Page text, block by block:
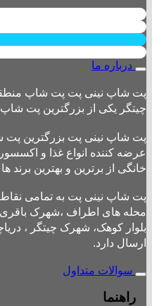
درباره ما
چیتگر یکی از بزرگترین پت شاپ
پت شاپ نینی پت بزرگترین پت
عرضه کننده انواع غذا و
خانگی از برترین و بهترین
محله های اطراف ،شهرک
بلوار کوهک، شهرک چیتگر ،
ارسال دارد.
سوالات متداول
راهنما